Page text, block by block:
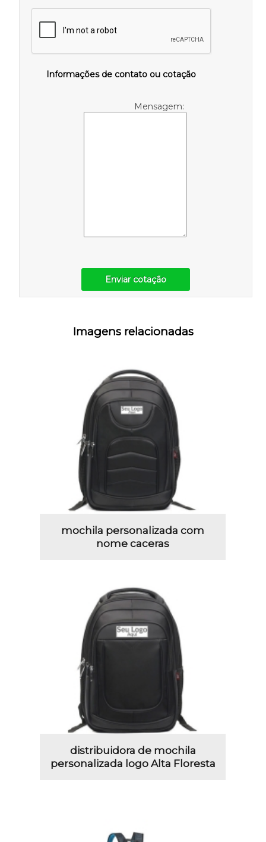
Informações de contato ou cotação
Mensagem:
Enviar cotação
Imagens relacionadas
mochila personalizada com
nome caceras
distribuidora de mochila
personalizada logo Alta Floresta